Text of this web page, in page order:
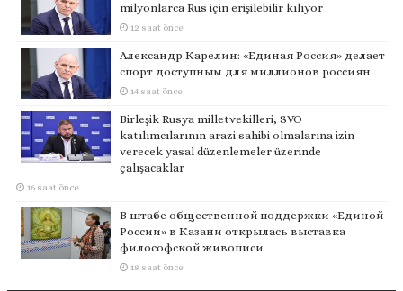
milyonlarca Rus için erişilebilir kılıyor
12 saat önce
Александр Карелин: «Единая Россия» делает
спорт доступным для миллионов россиян
14 saat önce
Birleşik Rusya milletvekilleri, SVO
katılımcılarının arazi sahibi olmalarına izin
verecek yasal düzenlemeler üzerinde
çalışacaklar
16 saat önce
В штабе общественной поддержки «Единой
России» в Казани открылась выставка
философской живописи
18 saat önce